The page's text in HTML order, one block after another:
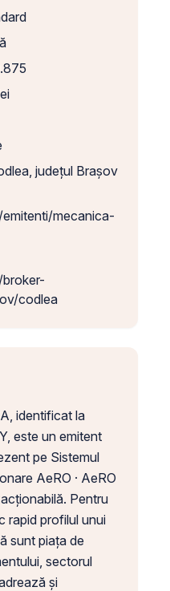
județul Brașov
mecanica-
codlea
identificat la
este un emitent
pe Sistemul
AeRO · AeRO
Pentru
rapid profilul unui
sunt piața de
sectorul
și